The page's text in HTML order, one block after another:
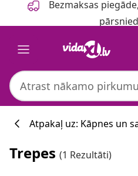
Bezmaksas
Atpakaļ uz: Kāpnes un
Trepes (1 Rezultāti)